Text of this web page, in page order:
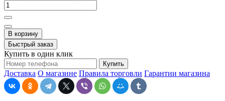
В корзину
Быстрый заказ
Купить в один клик
Купить
Доставка О магазине Правила торговли Гарантии магазина